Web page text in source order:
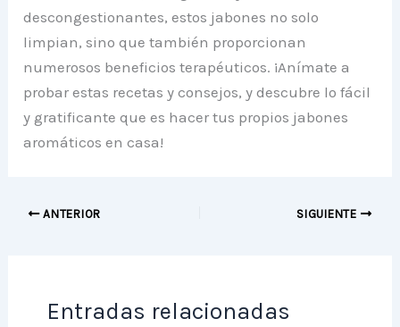
descongestionantes, estos jabones no solo
limpian, sino que también proporcionan
numerosos beneficios terapéuticos. ¡Anímate a
probar estas recetas y consejos, y descubre lo fácil
y gratificante que es hacer tus propios jabones
aromáticos en casa!
ANTERIOR SIGUIENTE
Entradas relacionadas